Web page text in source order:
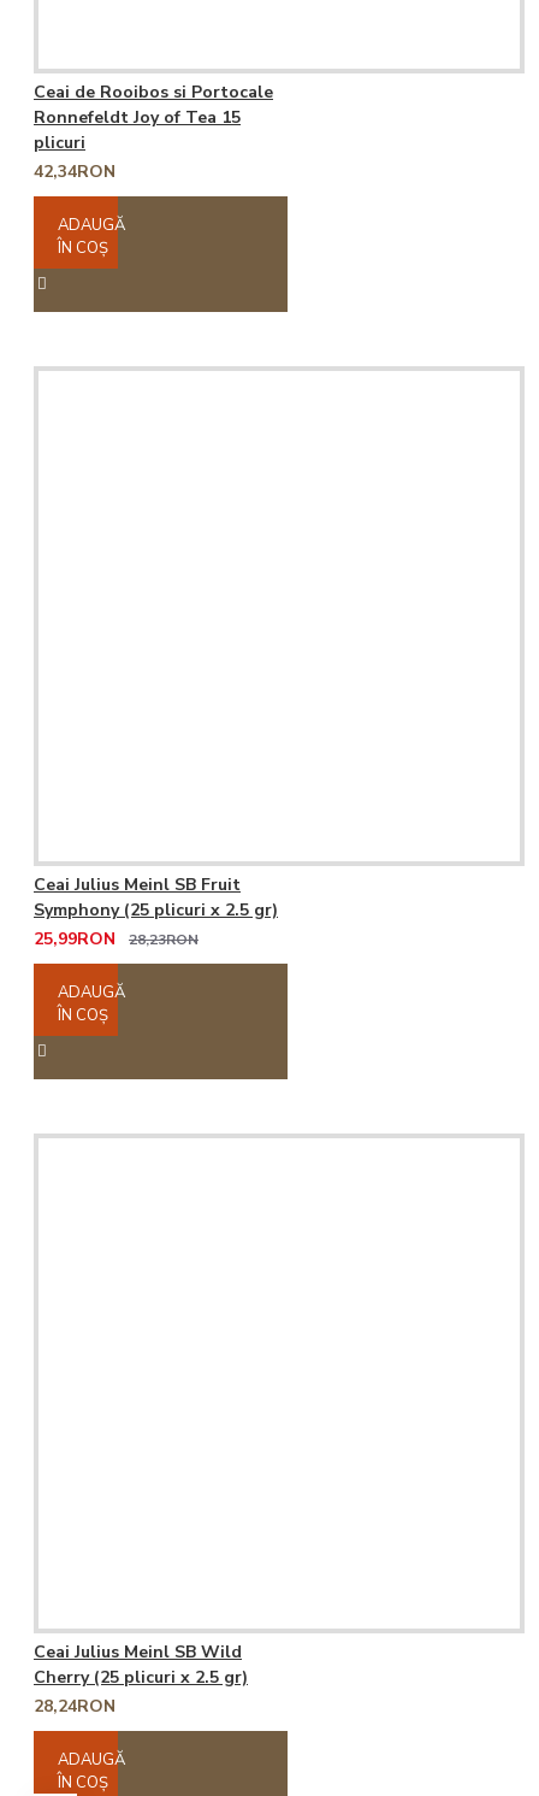
Ceai de Rooibos si Portocale
Ronnefeldt Joy of Tea 15
plicuri
42,34RON
ADAUGĂ
ÎN COŞ
Ceai Julius Meinl SB Fruit
Symphony (25 plicuri x 2.5 gr)
25,99RON
28,23RON
ADAUGĂ
ÎN COŞ
Ceai Julius Meinl SB Wild
Cherry (25 plicuri x 2.5 gr)
28,24RON
ADAUGĂ
ÎN COŞ